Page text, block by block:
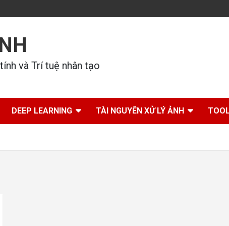
và Trí tuệ nhân tạo
DEEP LEARNING TÀI NGUYÊN XỬ LÝ ẢNH